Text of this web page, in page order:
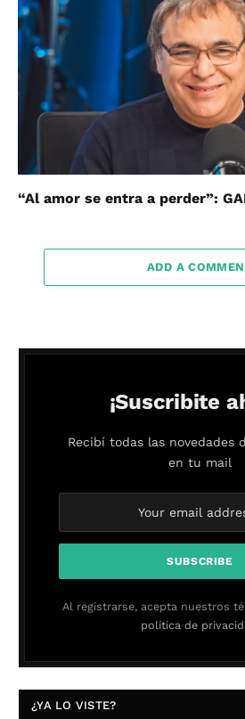
“Al amor se entra a perder”:
ADD A
¡Suscribite
Recibí todas las novedades
en tu mail
Al registrarse, acepta nuestros
política de
¿YA LO VISTE?